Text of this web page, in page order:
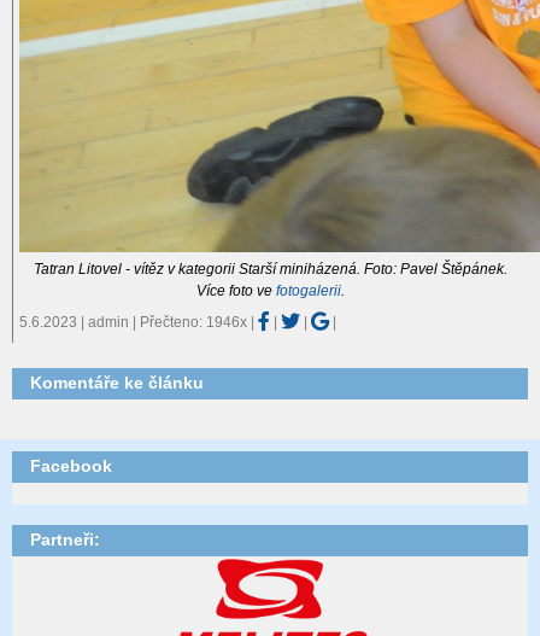
Tatran Litovel - vítěz v kategorii Starší miniházená. Foto: Pavel Štěpánek.
Více foto ve fotogalerii.
5.6.2023 | admin | Přečteno: 1946x
|
Komentáře ke článku
Facebook
Partneři: